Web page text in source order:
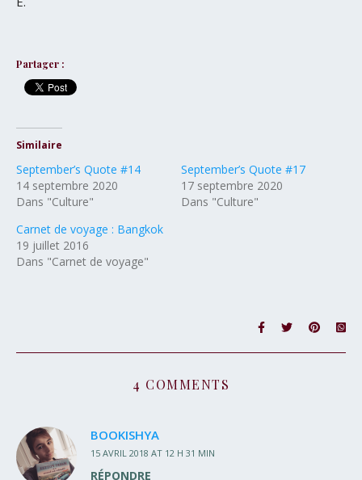
Partager :
Similaire
September’s Quote #14
14 septembre 2020
Dans "Culture"
September’s Quote #17
17 septembre 2020
Dans "Culture"
Carnet de voyage : Bangkok
19 juillet 2016
Dans "Carnet de voyage"
4 COMMENTS
BOOKISHYA
15 AVRIL 2018 AT 12 H 31 MIN
RÉPONDRE